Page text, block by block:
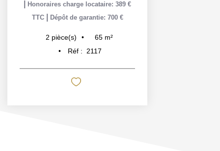
Honoraires charge locataire: 389 €
TTC
Dépôt de garantie: 700 €
2 pièce(s) 65 m²
Réf :
2117